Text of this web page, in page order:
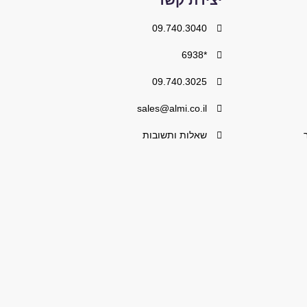
09.740.3040
*6938
09.740.3025
sales@almi.co.il
שאלות ותשובות